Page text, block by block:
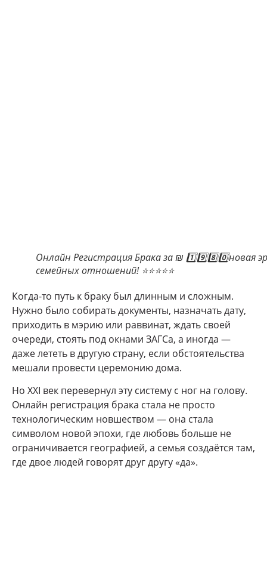
Онлайн Регистрация Брака за ₪ 1️⃣9️⃣8️⃣0️⃣новая
семейных отношений! ⭐⭐⭐⭐⭐
Когда-то путь к браку был длинным и сложным.
Нужно было собирать документы, назначать дату,
приходить в мэрию или раввинат, ждать своей
очереди, стоять под окнами ЗАГСа, а иногда —
даже лететь в другую страну, если обстоятельства
мешали провести церемонию дома.
Но XXI век перевернул эту систему с ног на голову.
Онлайн регистрация брака стала не просто
технологическим новшеством — она стала
символом новой эпохи, где любовь больше не
ограничивается географией, а семья создаётся там,
где двое людей говорят друг другу «да».